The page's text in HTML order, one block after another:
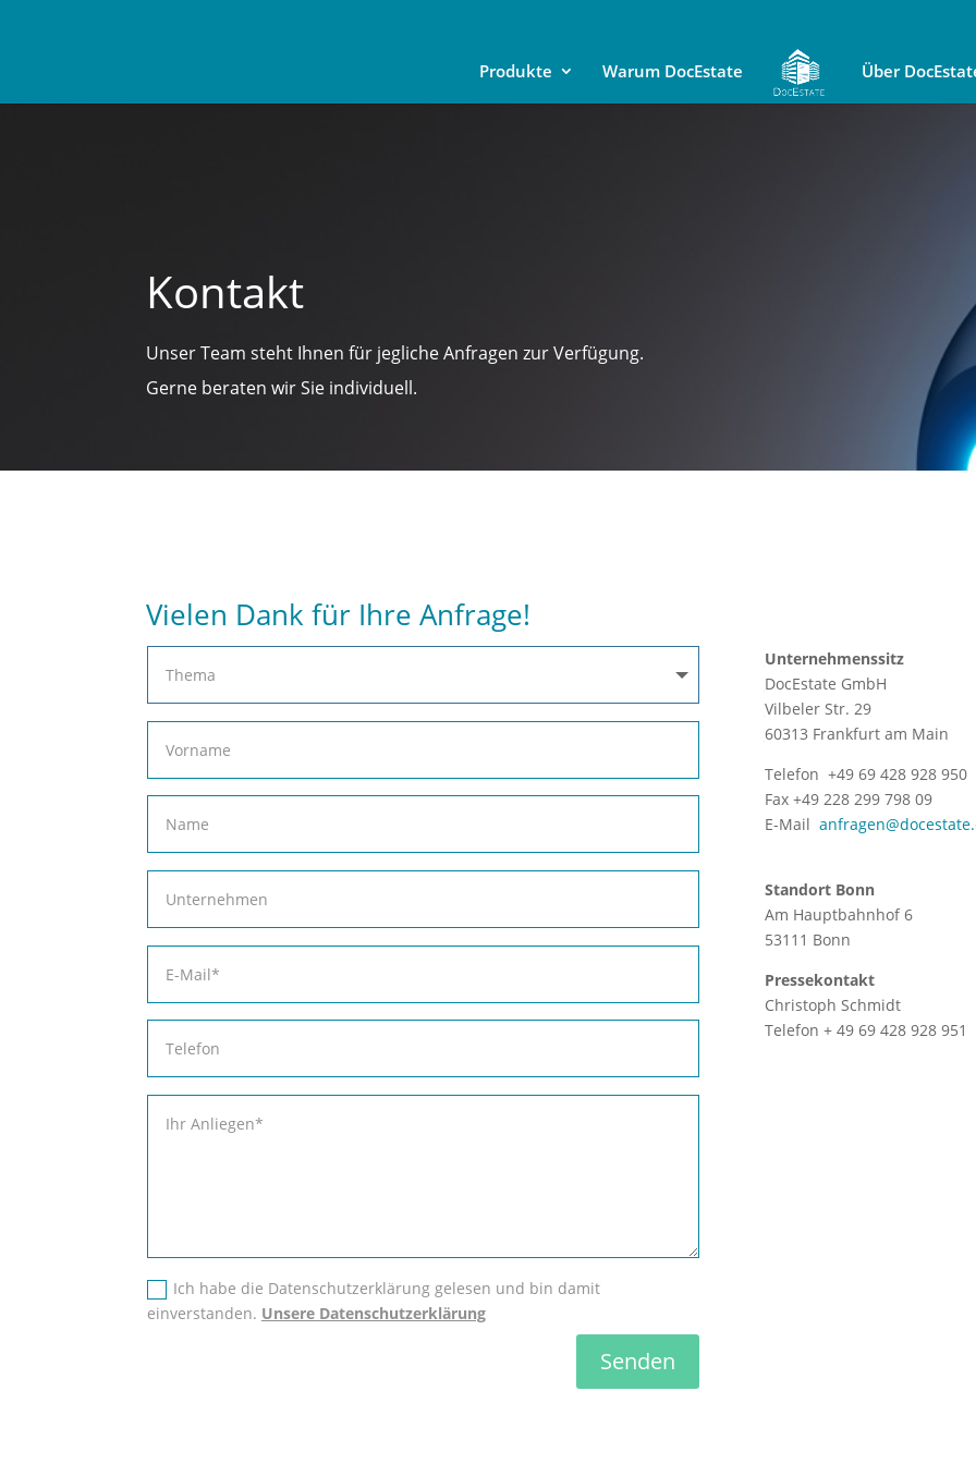
Produkte Warum DocEstate Über
Kontakt
Unser Team steht Ihnen für jegliche Anfragen zur Verfügung.
Gerne beraten wir Sie individuell.
Vielen Dank für Ihre Anfrage!
Ich habe die Datenschutzerklärung gelesen und bin damit
einverstanden. Unsere Datenschutzerklärung
Senden
Unternehmenssitz
DocEstate GmbH
Vilbeler Str. 29
60313 Frankfurt am Main
Telefon +49 69 428 928 950
Fax +49 228 299 798 09
E-Mail
Standort Bonn
Am Hauptbahnhof 6
53111 Bonn
Pressekontakt
Christoph Schmidt
Telefon + 49 69 428 928 951